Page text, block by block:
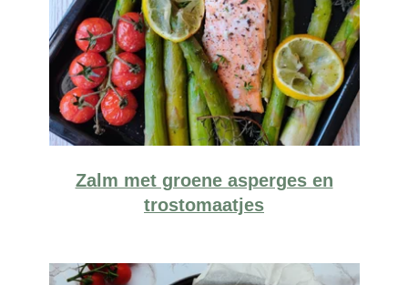
Zalm met groene asperges en
trostomaatjes